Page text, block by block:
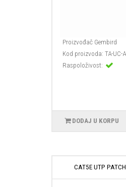
Proizvođač Gembird
Kod proizvoda: TA-UC-
Raspoloživost:
DODAJ U KORPU
CAT5E UTP